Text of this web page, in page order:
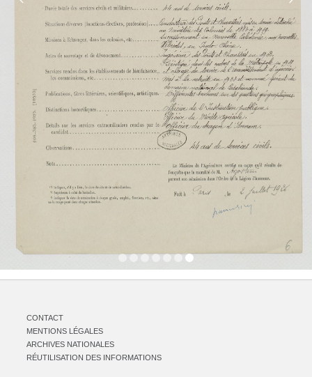
CONTACT
MENTIONS LÉGALES
ARCHIVES NATIONALES
RÉUTILISATION DES INFORMATIONS